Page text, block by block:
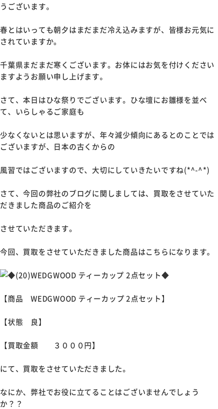
うございます。
春とはいっても朝夕はまだまだ冷え込みますが、皆様お元気に
されていますか。
千葉県まだまだ寒くございます。お体にはお気を付けください
ますようお願い申し上げます。
さて、本日はひな祭りでございます。ひな壇にお雛様を並べ
て、いらしゃるご家庭も
少なくないとは思いますが、年々減少傾向にあるとのことでは
ございますが、日本の古くからの
風習ではございますので、大切にしていきたいですね(*^-^*)
さて、今回の弊社のブログに関しましては、買取をさせていた
だきました商品のご紹介を
させていただきます。
今回、買取をさせていただきました商品はこちらになります。
【商品 WEDGWOOD ティーカップ 2点セット】
【状態 良】
【買取金額 ３０００円】
にて、買取をさせていただきました。
なにか、弊社でお役に立てることはございませんでしょう
か？？